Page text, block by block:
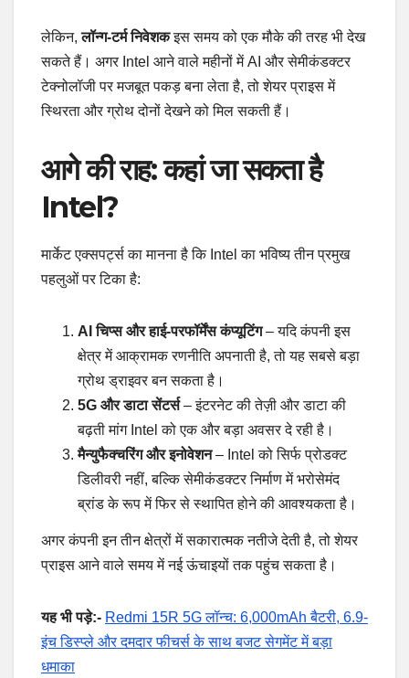
लेकिन,लॉन्ग-टर्म निवेशकइस समय को एक मौके की तरह भी देख
सकते हैं। अगर Intel आने वाले महीनों में AI और सेमीकंडक्टर
टेक्नोलॉजी पर मजबूत पकड़ बना लेता है, तो शेयर प्राइस में
स्थिरता और ग्रोथ दोनों देखने को मिल सकती हैं।
आगे की राह: कहां जा सकता है
Intel?
मार्केट एक्सपर्ट्स का मानना है कि Intel का भविष्य तीन प्रमुख
पहलुओं पर टिका है:
AI चिप्स और हाई-परफॉर्मेंस कंप्यूटिंग– यदि कंपनी इस
क्षेत्र में आक्रामक रणनीति अपनाती है, तो यह सबसे बड़ा
ग्रोथ ड्राइवर बन सकता है।
5G और डाटा सेंटर्स– इंटरनेट की तेज़ी और डाटा की
बढ़ती मांग Intel को एक और बड़ा अवसर दे रही है।
मैन्युफैक्चरिंग और इनोवेशन– Intel को सिर्फ प्रोडक्ट
डिलीवरी नहीं, बल्कि सेमीकंडक्टर निर्माण में भरोसेमंद
ब्रांड के रूप में फिर से स्थापित होने की आवश्यकता है।
अगर कंपनी इन तीन क्षेत्रों में सकारात्मक नतीजे देती है, तो शेयर
प्राइस आने वाले समय में नई ऊंचाइयों तक पहुंच सकता है।
यह भी पड़े:- Redmi 15R 5G लॉन्च: 6,000mAh बैटरी, 6.9-
इंच डिस्प्ले और दमदार फीचर्स के साथ बजट सेगमेंट में बड़ा
धमाका